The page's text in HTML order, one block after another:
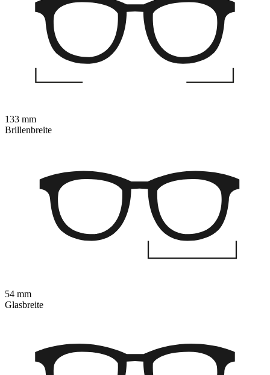
133 mm
Brillenbreite
54 mm
Glasbreite